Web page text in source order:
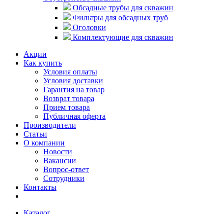
Обсадные трубы для скважин
Фильтры для обсадных труб
Оголовки
Комплектующие для скважин
Акции
Как купить
Условия оплаты
Условия доставки
Гарантия на товар
Возврат товара
Прием товара
Публичная оферта
Производители
Статьи
О компании
Новости
Вакансии
Вопрос-ответ
Сотрудники
Контакты